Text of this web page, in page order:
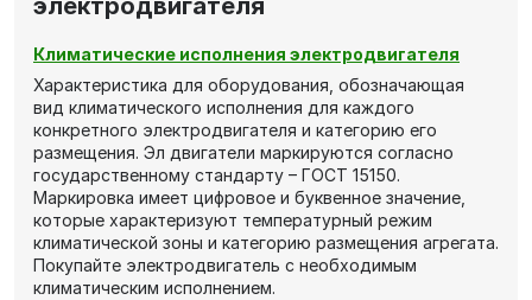
электродвигателя
Климатические исполнения электродвигателя
Характеристика для оборудования, обозначающая
вид климатического исполнения для каждого
конкретного электродвигателя и категорию его
размещения. Эл двигатели маркируются согласно
государственному стандарту – ГОСТ 15150.
Маркировка имеет цифровое и буквенное значение,
которые характеризуют температурный режим
климатической зоны и категорию размещения агрегата.
Покупайте электродвигатель с необходимым
климатическим исполнением.